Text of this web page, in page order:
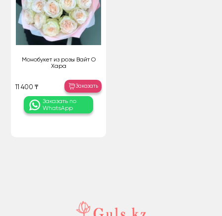
Монобукет из розы Вайт О
Хара
11 400 ₸ Заказать
Заказать по
WhatsApp